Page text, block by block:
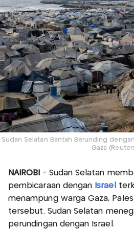
Sudan Selatan Bantah Berunding
Gaza
NAIROBI
- Sudan Selatan
pembicaraan dengan Israel
menampung warga Gaza,
tersebut. Sudan Selatan
perundingan dengan Israel.